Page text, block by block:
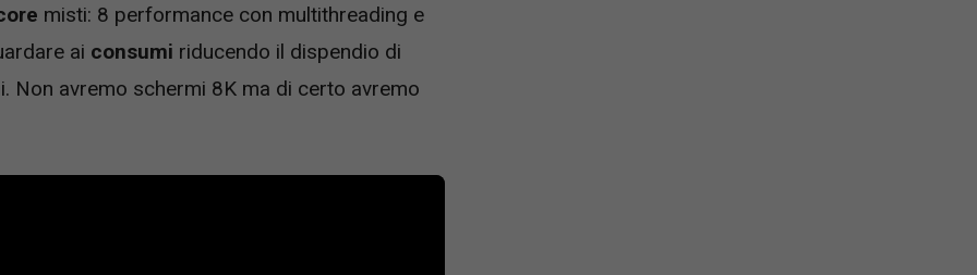
misti: 8 performance con multithreading e
ai consumi riducendo il dispendio di
Non avremo schermi 8K ma di certo avremo